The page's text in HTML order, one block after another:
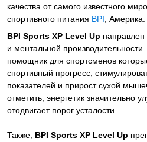
качества от самого известного
спортивного питания BPI, Америка.
BPI Sports XP Level Up направлен
и ментальной
помощник для спортсменов
спортивный прогресс,
показателей и прирост сухой
отметить, энергетик значительно
отодвигает порог усталости.
Также, BPI Sports XP Level Up